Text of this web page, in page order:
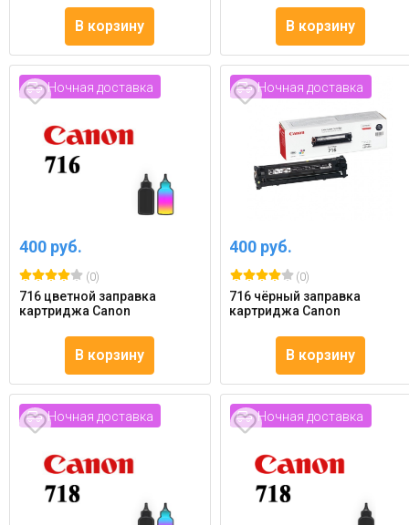
В корзину В корзину
Ночная доставка
400 руб.
(0)
716 цветной заправка
картриджа Canon
В корзину
Ночная доставка
400 руб.
(0)
716 чёрный заправка
картриджа Canon
В корзину
Ночная доставка Ночная доставка